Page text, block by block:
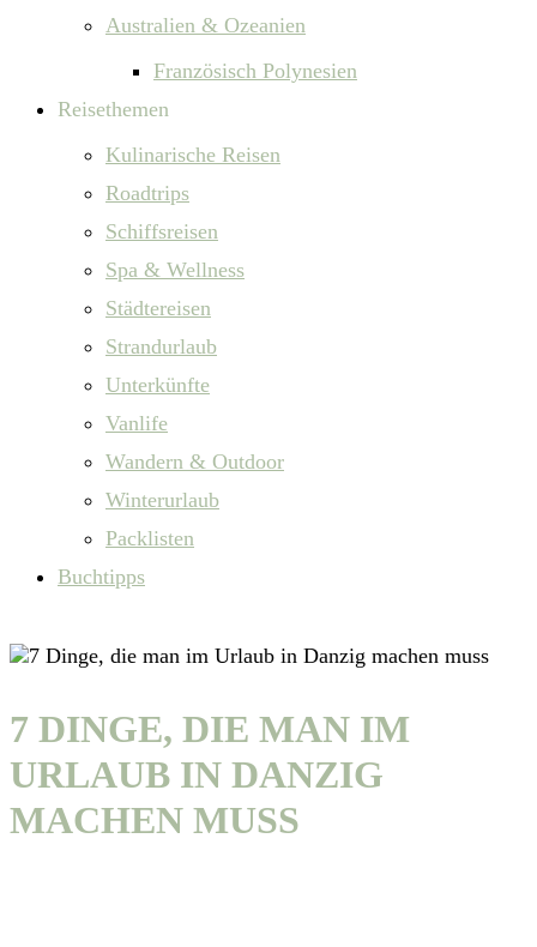
Australien & Ozeanien
Französisch Polynesien
Reisethemen
Kulinarische Reisen
Roadtrips
Schiffsreisen
Spa & Wellness
Städtereisen
Strandurlaub
Unterkünfte
Vanlife
Wandern & Outdoor
Winterurlaub
Packlisten
Buchtipps
7 DINGE, DIE MAN IM
URLAUB IN DANZIG
MACHEN MUSS